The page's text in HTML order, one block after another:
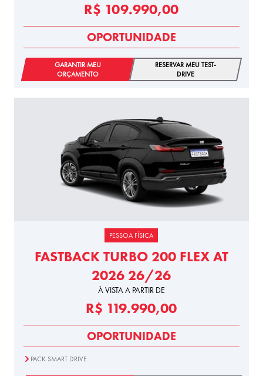
R$ 109.990,00
OPORTUNIDADE
GARANTIR MEU
ORÇAMENTO
RESERVAR MEU TEST-
DRIVE
PESSOA FÍSICA
FASTBACK TURBO 200 FLEX AT
2026 26/26
À VISTA A PARTIR DE
R$ 119.990,00
OPORTUNIDADE
PACK SMART DRIVE